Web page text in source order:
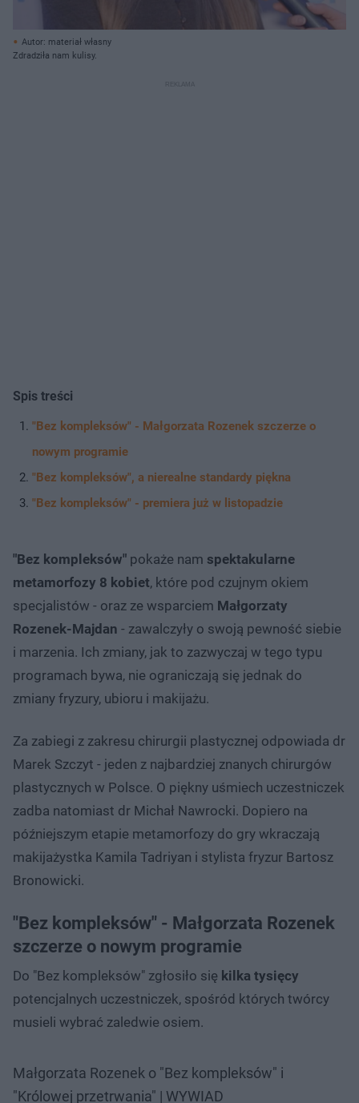
Autor: materiał własny
Zdradziła nam kulisy.
Spis treści
"Bez kompleksów" - Małgorzata Rozenek szczerze o
nowym programie
"Bez kompleksów", a nierealne standardy piękna
"Bez kompleksów" - premiera już w listopadzie
"Bez kompleksów" pokaże nam spektakularne
metamorfozy 8 kobiet, które pod czujnym okiem
specjalistów - oraz ze wsparciem Małgorzaty
Rozenek-Majdan - zawalczyły o swoją pewność siebie
i marzenia. Ich zmiany, jak to zazwyczaj w tego typu
programach bywa, nie ograniczają się jednak do
zmiany fryzury, ubioru i makijażu.
Za zabiegi z zakresu chirurgii plastycznej odpowiada dr
Marek Szczyt - jeden z najbardziej znanych chirurgów
plastycznych w Polsce. O piękny uśmiech uczestniczek
zadba natomiast dr Michał Nawrocki. Dopiero na
późniejszym etapie metamorfozy do gry wkraczają
makijażystka Kamila Tadriyan i stylista fryzur Bartosz
Bronowicki.
"Bez kompleksów" - Małgorzata Rozenek
szczerze o nowym programie
Do "Bez kompleksów" zgłosiło się kilka tysięcy
potencjalnych uczestniczek, spośród których twórcy
musieli wybrać zaledwie osiem.
Małgorzata Rozenek o "Bez kompleksów" i
"Królowej przetrwania" | WYWIAD